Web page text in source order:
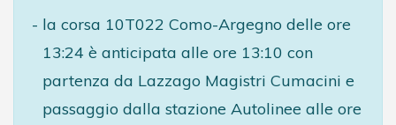
la corsa 10T022 Como-Argegno delle ore
13:24 è anticipata alle ore 13:10 con
partenza da Lazzago Magistri Cumacini e
passaggio dalla stazione Autolinee alle ore